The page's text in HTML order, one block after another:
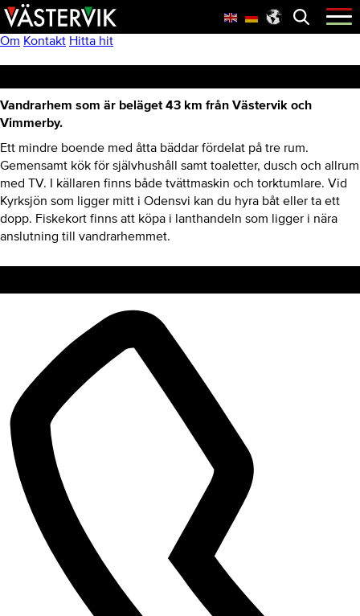
Hoppa
till
huvudnavigering
Skip
to
main
Hoppa
till
sidfot
Öppna
menyn
Om Kontakt Hitta hit
Vandrarhem som är beläget 43 km från Västervik och
Vimmerby.
Ett mindre boende med åtta bäddar fördelat på tre rum.
Gemensamt kök för självhushåll samt toaletter, dusch och allrum
med TV. I källaren finns både tvättmaskin och torktumlare. Vid
Kyrksjön som ligger mitt i Odensvi kan du hyra båt eller ta ett
dopp. Fiskekort finns att köpa i lanthandeln som ligger i nära
anslutning till vandrarhemmet.